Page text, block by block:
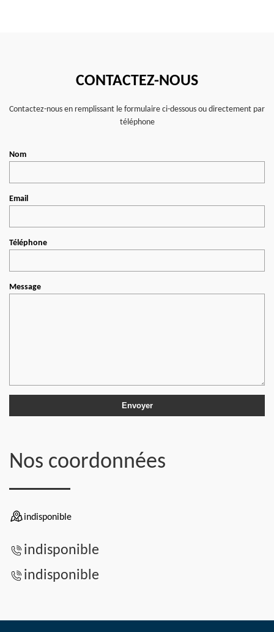
CONTACTEZ-NOUS
Contactez-nous en remplissant le formulaire ci-dessous ou directement par
téléphone
Nom
Email
Téléphone
Message
Nos coordonnées
indisponible
indisponible
indisponible